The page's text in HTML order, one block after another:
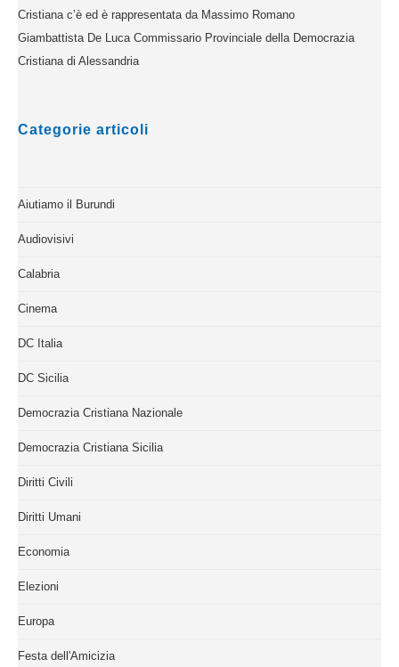
Cristiana c’è ed è rappresentata da Massimo Romano
Giambattista De Luca Commissario Provinciale della Democrazia
Cristiana di Alessandria
Categorie articoli
Aiutiamo il Burundi
Audiovisivi
Calabria
Cinema
DC Italia
DC Sicilia
Democrazia Cristiana Nazionale
Democrazia Cristiana Sicilia
Diritti Civili
Diritti Umani
Economia
Elezioni
Europa
Festa dell'Amicizia